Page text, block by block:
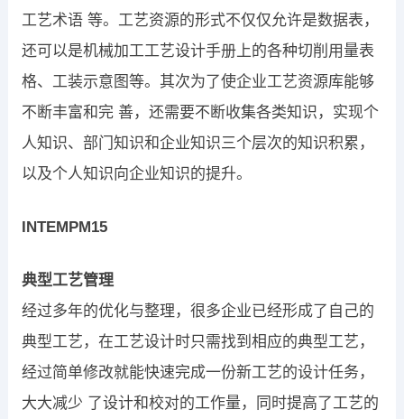
工艺术语 等。工艺资源的形式不仅仅允许是数据表，
还可以是机械加工工艺设计手册上的各种切削用量表
格、工装示意图等。其次为了使企业工艺资源库能够
不断丰富和完 善，还需要不断收集各类知识，实现个
人知识、部门知识和企业知识三个层次的知识积累，
以及个人知识向企业知识的提升。
INTEMPM15
典型工艺管理
经过多年的优化与整理，很多企业已经形成了自己的
典型工艺，在工艺设计时只需找到相应的典型工艺，
经过简单修改就能快速完成一份新工艺的设计任务，
大大减少 了设计和校对的工作量，同时提高了工艺的